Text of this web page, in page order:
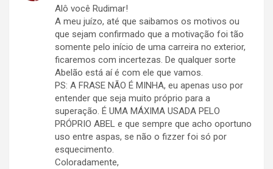
Alô você Rudimar!
A meu juízo, até que saibamos os motivos ou
que sejam confirmado que a motivação foi tão
somente pelo início de uma carreira no exterior,
ficaremos com incertezas. De qualquer sorte
Abelão está aí é com ele que vamos.
PS: A FRASE NÃO É MINHA, eu apenas uso por
entender que seja muito próprio para a
superação. É UMA MÁXIMA USADA PELO
PRÓPRIO ABEL e que sempre que acho oportuno
uso entre aspas, se não o fizzer foi só por
esquecimento.
Coloradamente,